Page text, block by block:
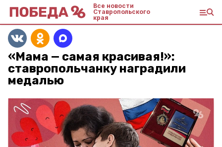
Все новости
Ставропольского
края
«Мама — самая красивая!»:
ставропольчанку наградили
медалью